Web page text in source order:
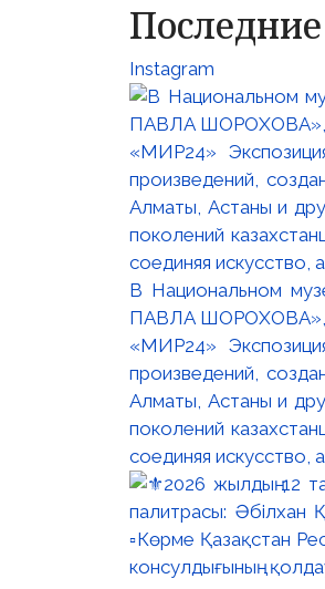
Instagram
В Национальном
ПАВЛА ШОРОХОВА»,
«МИР24»
произведений,
Алматы, Астаны и
поколений
соединяя искусство,